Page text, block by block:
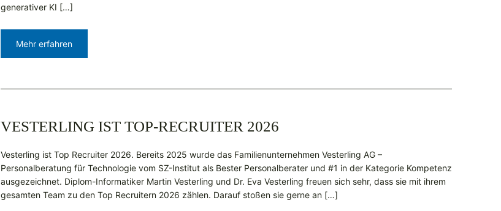
generativer KI […]
Mehr erfahren
VESTERLING IST TOP-RECRUITER 2026
Vesterling ist Top Recruiter 2026. Bereits 2025 wurde das Familienunternehmen Vesterling AG –
Personalberatung für Technologie vom SZ-Institut als Bester Personalberater und #1 in der Kategorie Kompetenz
ausgezeichnet. Diplom-Informatiker Martin Vesterling und Dr. Eva Vesterling freuen sich sehr, dass sie mit ihrem
gesamten Team zu den Top Recruitern 2026 zählen. Darauf stoßen sie gerne an […]